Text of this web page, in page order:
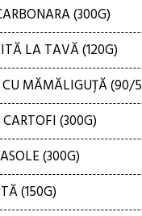
(300G)
LA TAVĂ (120G)
MĂMĂLIGUȚĂ (90/
(300G)
(300G)
(150G)